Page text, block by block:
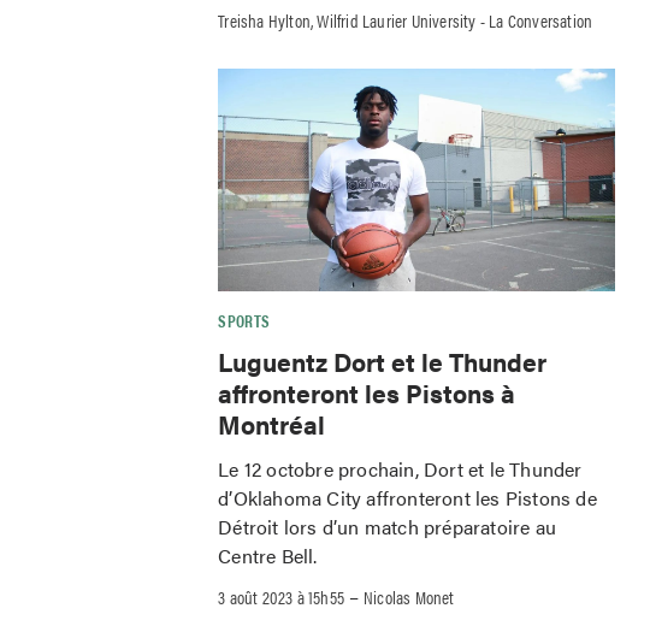
Treisha Hylton, Wilfrid Laurier University - La Conversation
SPORTS
Luguentz Dort et le Thunder
affronteront les Pistons à
Montréal
Le 12 octobre prochain, Dort et le Thunder
d’Oklahoma City affronteront les Pistons de
Détroit lors d’un match préparatoire au
Centre Bell.
3 août 2023 à 15h55 – Nicolas Monet